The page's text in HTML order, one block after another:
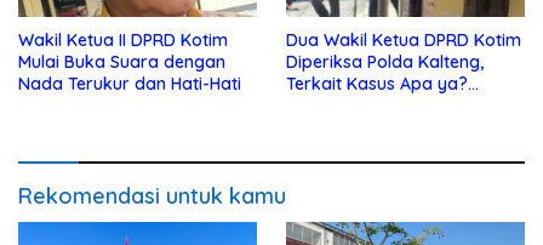
Wakil Ketua II DPRD Kotim
Mulai Buka Suara dengan
Nada Terukur dan Hati-Hati
Dua Wakil Ketua DPRD Kotim
Diperiksa Polda Kalteng,
Terkait Kasus Apa ya?…
Rekomendasi untuk kamu